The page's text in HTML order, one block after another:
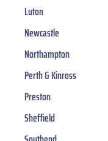
Luton
Newcastle
Northampton
Perth & Kinross
Preston
Sheffield